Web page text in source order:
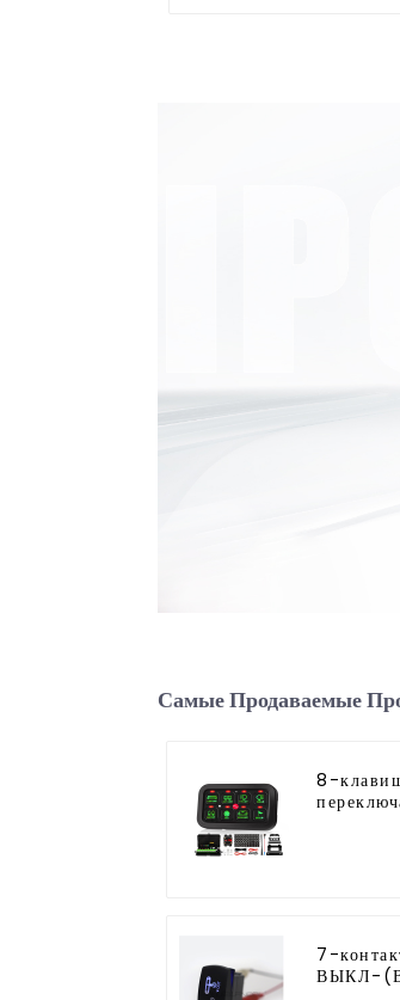
Самые Продаваемые
8-
7-
ВЫКЛ-